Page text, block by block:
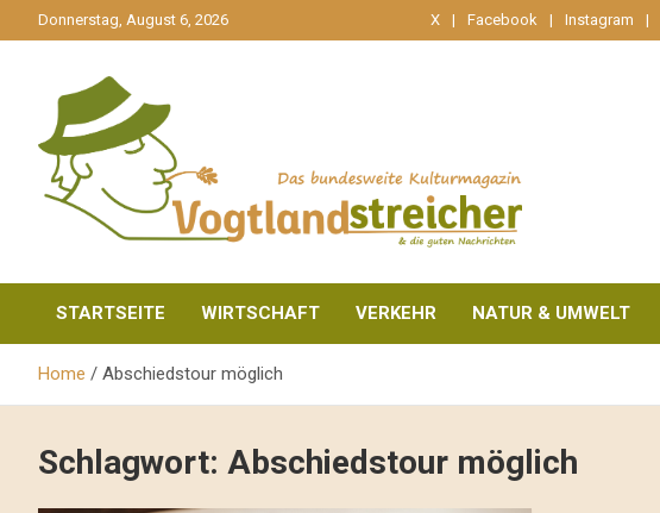
zum
Donnerstag, August 6, 2026 X Facebook Instagram
Vogtlandstreicher
STARTSEITE WIRTSCHAFT VERKEHR NATUR & UMWELT
Home Abschiedstour möglich
Schlagwort: Abschiedstour möglich